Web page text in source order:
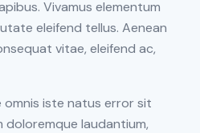
Vivamus elementum
eleifend tellus. Aenean
vitae, eleifend ac,
iste natus error sit
laudantium,